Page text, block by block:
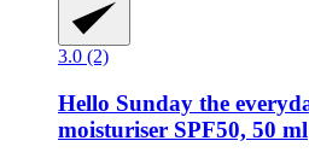
3.0 (2)
Hello Sunday the
moisturiser SPF50, 50 ml